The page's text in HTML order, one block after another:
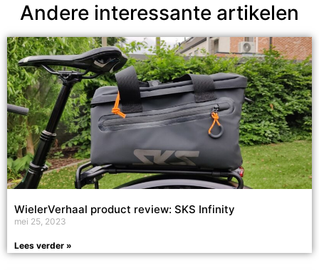
Andere interessante artikelen
WielerVerhaal product review: SKS Infinity
mei 25, 2023
Lees verder »